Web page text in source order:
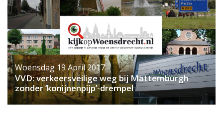
Woensdag 19 April 2017
VVD: verkeersveilige weg bij Mattemburgh
zonder ‘konijnenpijp’-drempel